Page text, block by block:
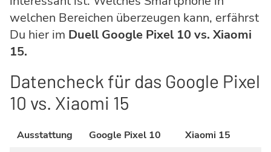
welchen Bereichen überzeugen kann, erfährst
Du hier im Duell Google Pixel 10 vs. Xiaomi
15.
Datencheck für das Google Pixel
10 vs. Xiaomi 15
Ausstattung Google Pixel 10 Xiaomi 15